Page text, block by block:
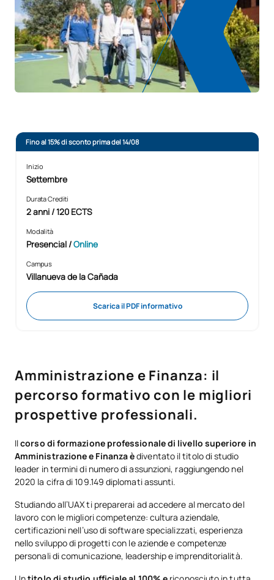
Fino al 15% di sconto prima del 14/08
Inizio
Settembre
Durata Crediti
2 anni / 120 ECTS
Modalità
Presencial/Online
Campus
Villanueva de la Cañada
Scarica il PDF informativo
Amministrazione e Finanza: il
percorso formativo con le migliori
prospettive professionali.
Ilcorso di formazione professionale di livello superiore in
Amministrazione e Finanza èdiventato il titolo di studio
leader in termini di numero di assunzioni, raggiungendo nel
2020 la cifra di 109.149 diplomati assunti.
Studiando all’UAX ti preparerai ad accedere al mercato del
lavoro con le migliori competenze: cultura aziendale,
certificazioni nell’uso di software specializzati, esperienza
nello sviluppo di progetti con le aziende e competenze
personali di comunicazione, leadership e imprenditorialità.